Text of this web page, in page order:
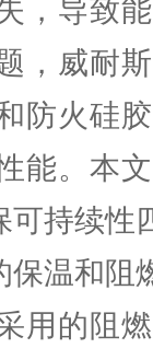
，导致
，威耐
防火硅
能。本
持续性
温和阻
的阻燃